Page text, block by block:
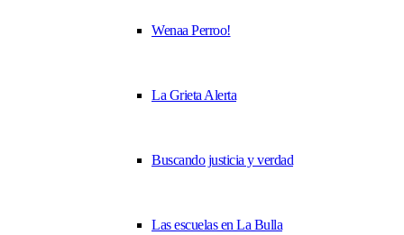
Wenaa Perroo!
La Grieta Alerta
Buscando justicia y verdad
Las escuelas en La Bulla